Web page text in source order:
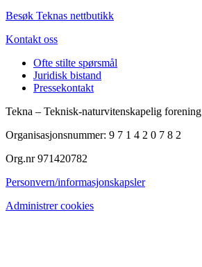
Besøk Teknas nettbutikk
Kontakt oss
Ofte stilte spørsmål
Juridisk bistand
Pressekontakt
Tekna – Teknisk-naturvitenskapelig forening
Organisasjonsnummer: 9 7 1 4 2 0 7 8 2
Org.nr 971420782
Personvern/informasjonskapsler
Administrer cookies